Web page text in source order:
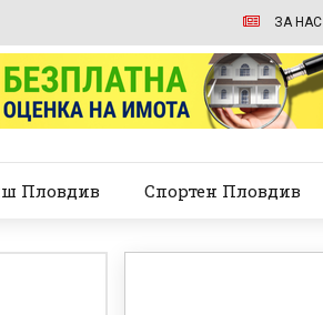
ЗА НАС
Пловдив Спортен Пловдив